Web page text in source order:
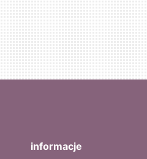
informacje